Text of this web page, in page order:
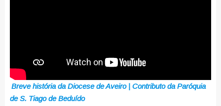
Breve história da Diocese de Aveiro | Contributo da Paróquia
de S. Tiago de Beduído